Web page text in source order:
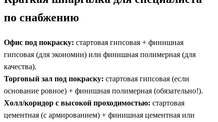
по снабжению
Офис под покраску: стартовая гипсовая + финишная
гипсовая (для экономии) или финишная полимерная (для
качества).
Торговый зал под покраску: стартовая гипсовая (если
основание ровное) + финишная полимерная (обязательно!).
Холл/коридор с высокой проходимостью: стартовая
цементная (с армированием) + финишная цементная или